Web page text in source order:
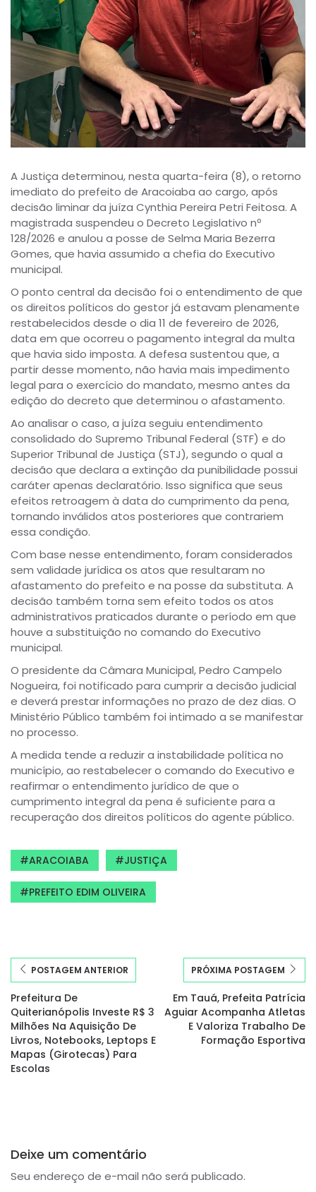
A Justiça determinou, nesta quarta-feira (8), o retorno
imediato do prefeito de Aracoiaba ao cargo, após
decisão liminar da juíza Cynthia Pereira Petri Feitosa. A
magistrada suspendeu o Decreto Legislativo nº
128/2026 e anulou a posse de Selma Maria Bezerra
Gomes, que havia assumido a chefia do Executivo
municipal.
O ponto central da decisão foi o entendimento de que
os direitos políticos do gestor já estavam plenamente
restabelecidos desde o dia 11 de fevereiro de 2026,
data em que ocorreu o pagamento integral da multa
que havia sido imposta. A defesa sustentou que, a
partir desse momento, não havia mais impedimento
legal para o exercício do mandato, mesmo antes da
edição do decreto que determinou o afastamento.
Ao analisar o caso, a juíza seguiu entendimento
consolidado do Supremo Tribunal Federal (STF) e do
Superior Tribunal de Justiça (STJ), segundo o qual a
decisão que declara a extinção da punibilidade possui
caráter apenas declaratório. Isso significa que seus
efeitos retroagem à data do cumprimento da pena,
tornando inválidos atos posteriores que contrariem
essa condição.
Com base nesse entendimento, foram considerados
sem validade jurídica os atos que resultaram no
afastamento do prefeito e na posse da substituta. A
decisão também torna sem efeito todos os atos
administrativos praticados durante o período em que
houve a substituição no comando do Executivo
municipal.
O presidente da Câmara Municipal, Pedro Campelo
Nogueira, foi notificado para cumprir a decisão judicial
e deverá prestar informações no prazo de dez dias. O
Ministério Público também foi intimado a se manifestar
no processo.
A medida tende a reduzir a instabilidade política no
município, ao restabelecer o comando do Executivo e
reafirmar o entendimento jurídico de que o
cumprimento integral da pena é suficiente para a
recuperação dos direitos políticos do agente público.
ARACOIABA JUSTIÇA
PREFEITO EDIM OLIVEIRA
POSTAGEM ANTERIOR
Prefeitura De
Quiterianópolis Investe R$ 3
Milhões Na Aquisição De
Livros, Notebooks, Leptops E
Mapas (Girotecas) Para
Escolas
PRÓXIMA POSTAGEM
Em Tauá, Prefeita Patrícia
Aguiar Acompanha Atletas
E Valoriza Trabalho De
Formação Esportiva
Deixe um comentário
Seu endereço de e-mail não será publicado.